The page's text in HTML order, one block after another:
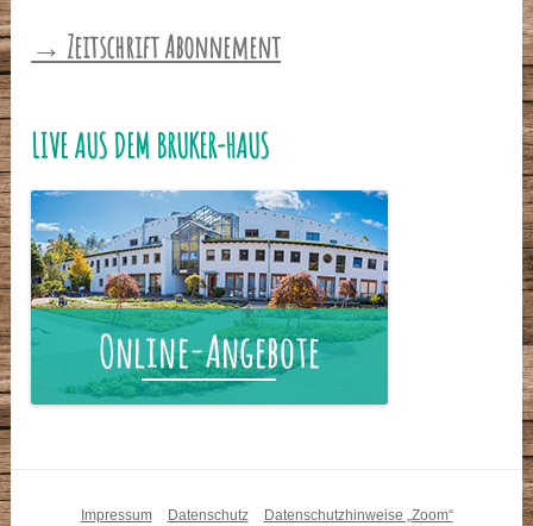
→ Zeitschrift Abonnement
LIVE AUS DEM BRUKER-HAUS
Impressum Datenschutz Datenschutzhinweise „Zoom“